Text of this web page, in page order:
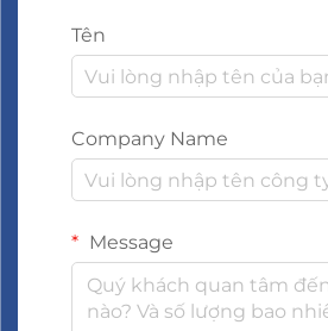
Tên
Company Name
Message